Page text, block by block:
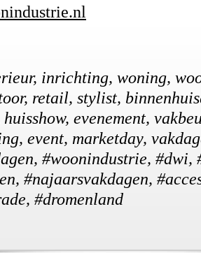
inrichting, woning,
retail, stylist,
huisshow, evenement,
event, marketday,
#woonindustrie, #dwi,
#najaarsvakdagen,
#dromenland